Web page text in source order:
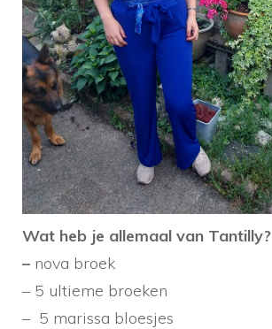
Wat heb je allemaal van Tantilly?
– nova broek
– 5 ultieme broeken
– 5 marissa bloesjes